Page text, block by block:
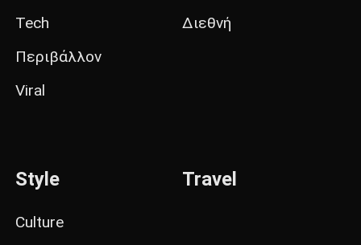
Tech
Περιβάλλον
Viral
Διεθνή
Style
Culture
Travel